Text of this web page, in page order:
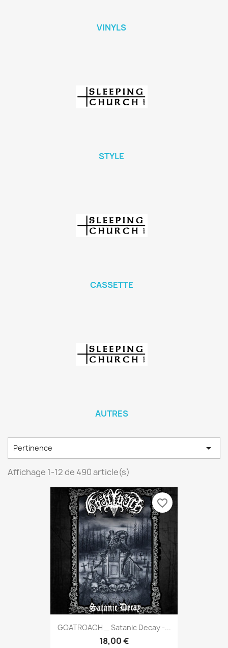
VINYLS
STYLE
CASSETTE
AUTRES
Pertinence 
Affichage 1-12 de 490 article(s)
GOATROACH _ Satanic Decay -...
18,00 €
favorite_border